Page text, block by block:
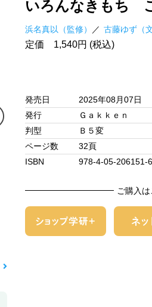
いろんなきもち
浜名真以（監修） 古藤ゆず（文
定価 1,540円 (税込)
発売日
2025年08月07日
発行
Ｇａｋｋｅｎ
判型
Ｂ５変
ページ数
32頁
ISBN
978-4-05-206151-6
ご購入